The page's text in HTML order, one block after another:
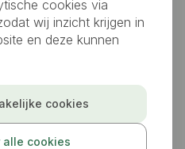
in De
cookies via
wij inzicht krijgen in
en deze kunnen
cookies
alle cookies